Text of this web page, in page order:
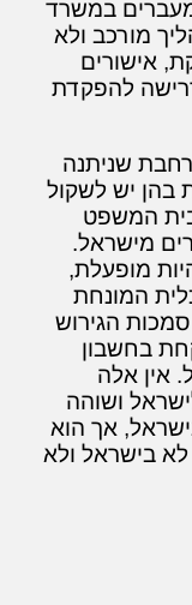
במשרד
מורכב ולא
אישורים
להפקדת
שניתנה
בהן יש לשקול
בית המשפט
מישראל.
מופעלת,
המונחת
הגירוש
בחשבון
אין אלה
ושוהה
אך הוא
לא בישראל ולא